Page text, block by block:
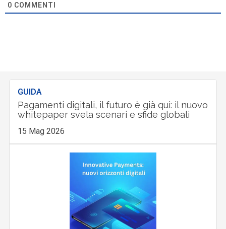
0 COMMENTI
GUIDA
Pagamenti digitali, il futuro è già qui: il nuovo
whitepaper svela scenari e sfide globali
15 Mag 2026